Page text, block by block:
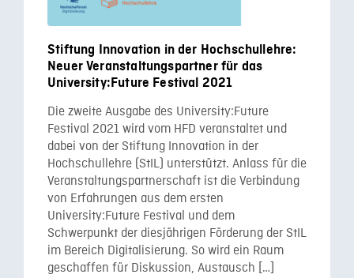
Stiftung Innovation in der Hochschullehre:
Neuer Veranstaltungspartner für das
University:Future Festival 2021
Die zweite Ausgabe des University:Future
Festival 2021 wird vom HFD veranstaltet und
dabei von der Stiftung Innovation in der
Hochschullehre (StIL) unterstützt. Anlass für die
Veranstaltungspartnerschaft ist die Verbindung
von Erfahrungen aus dem ersten
University:Future Festival und dem
Schwerpunkt der diesjährigen Förderung der StIL
im Bereich Digitalisierung. So wird ein Raum
geschaffen für Diskussion, Austausch […]